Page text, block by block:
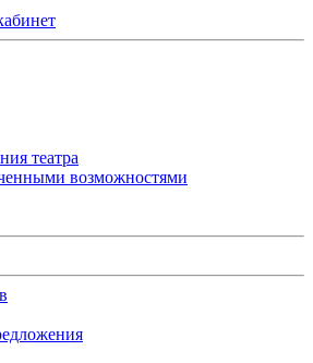
театра
возможностями